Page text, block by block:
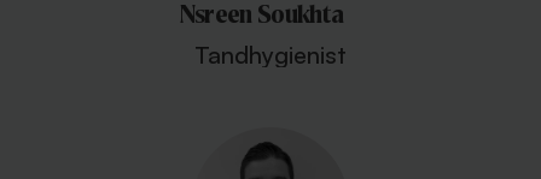
Nsreen Soukhta
Tandhygienist